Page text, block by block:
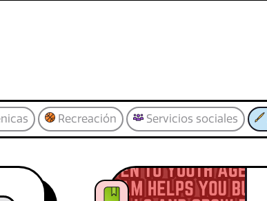
Recreación Servicios sociales